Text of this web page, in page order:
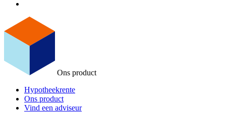
Ons product
Hypotheekrente
Ons product
Vind een adviseur